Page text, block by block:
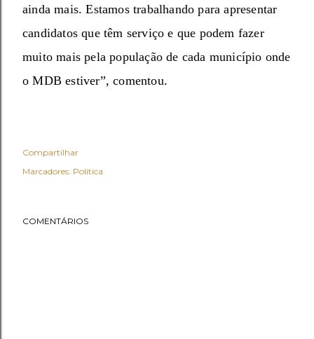
ainda mais. Estamos trabalhando para apresentar
candidatos que têm serviço e que podem fazer
muito mais pela população de cada município onde
o MDB estiver”, comentou.
Compartilhar
Marcadores: Politica
COMENTÁRIOS